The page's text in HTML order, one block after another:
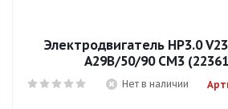
Электродвигатель НР3.0
А29В/50/90 СМ3
Нет в наличии